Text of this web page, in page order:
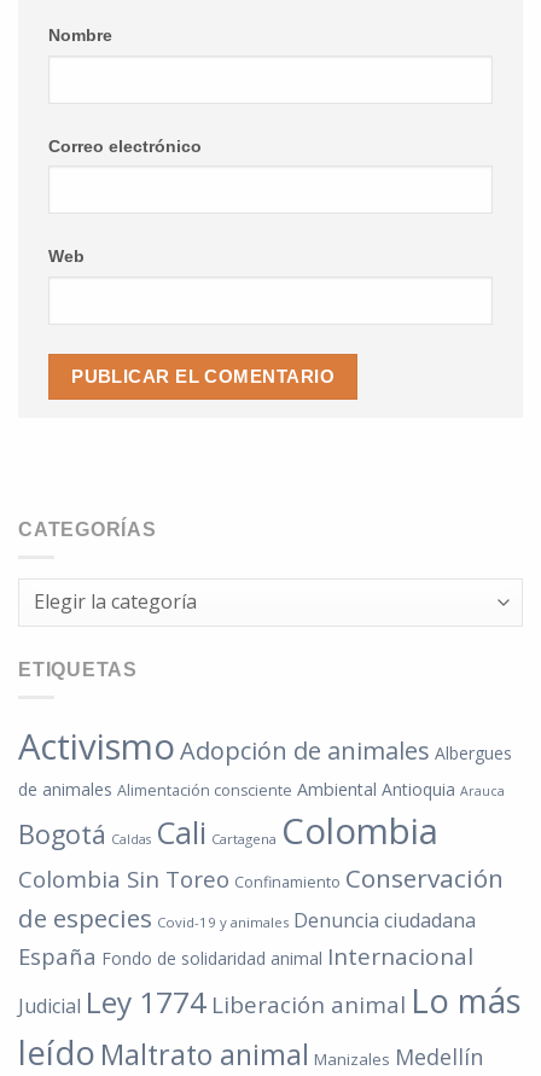
CATEGORÍAS
Categorías
ETIQUETAS
ActivismoAdopción de animales Albergues
de animales Alimentación consciente Ambiental Antioquia Arauca
Bogotá Caldas Cali Cartagena Colombia
Colombia Sin Toreo Confinamiento Conservación
de especies Covid-19 y animales Denuncia ciudadana
España Fondo de solidaridad animal Internacional
Judicial Ley 1774 Liberación animal Lo más
leído Maltrato animal Manizales Medellín
Nombre
Correo electrónico
Web